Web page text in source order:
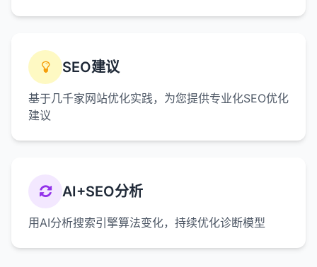
SEO建议
基于几千家网站优化实践，为您提供专业化SEO优化
建议
AI+SEO分析
用AI分析搜索引擎算法变化，持续优化诊断模型